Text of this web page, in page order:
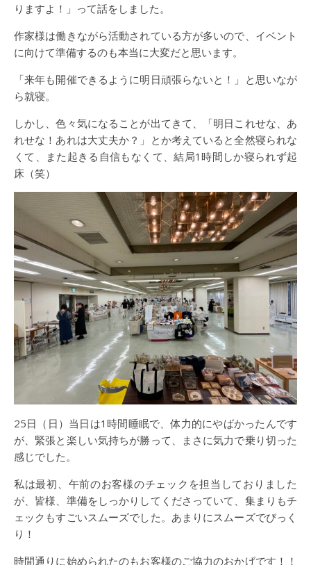
りますよ！」って話をしました。
作家様は働きながら活動されている方が多いので、イベント
に向けて準備するのも本当に大変だと思います。
「来年も開催できるように明日頑張らないと！」と思いなが
ら就寝。
しかし、色々気になることが出てきて、「明日これせな、あ
れせな！あれは大丈夫か？」とか考えていると全然寝られな
くて、また起きる自信もなくて、結局1時間しか寝られず起
床（笑）
25日（日）当日は1時間睡眠で、体力的にやばかったんです
が、緊張と楽しい気持ちが勝って、まさに気力で乗り切った
感じでした。
私は最初、午前のお客様のチェックを担当しておりました
が、皆様、準備をしっかりしてくださっていて、集まりもチ
ェックもすごいスムーズでした。あまりにスムーズでびっく
り！
時間通りに始められたのもお客様のご協力のおかげです！！